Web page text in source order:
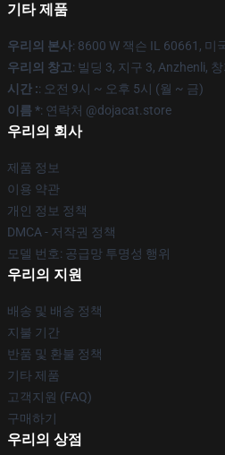
기타 제품
우리의 본사: 8600 W 잭슨 IL 60661, 미
우리의 창고: 빌딩 3, 지구 3, Anzhenli,
시간 :: 오전 9시 ~ 오후 5시 (월 ~ 금)
이름 *: 연락처 @dojacat.store
우리의 회사
제품 정보
이용 약관
개인 정보 정책
DMCA - 저작권 정책
모델 번호: 공급망 투명성 행위
우리의 지원
배송 및 배송 정책
지불 기간
반품 및 환불 정책
기타 제품
고객지원 (FAQ)
구매하기
우리의 상점